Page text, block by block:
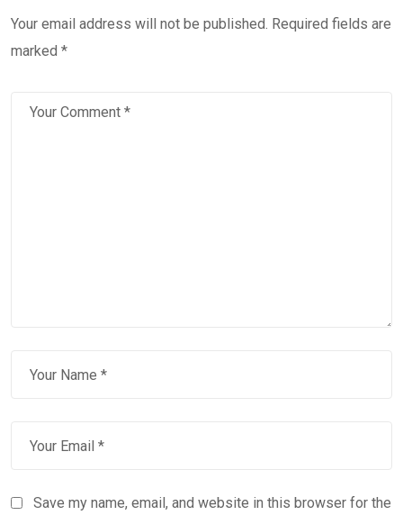
Your email address will not be published. Required fields are
marked *
Save my name, email, and website in this browser for the